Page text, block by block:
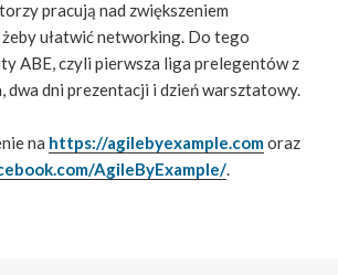
pracują nad zwiększeniem
ułatwić networking. Do tego
ABE, czyli pierwsza liga prelegentów z
dwa dni prezentacji i dzień warsztatowy.
na https://agilebyexample.comoraz
AgileByExample/.